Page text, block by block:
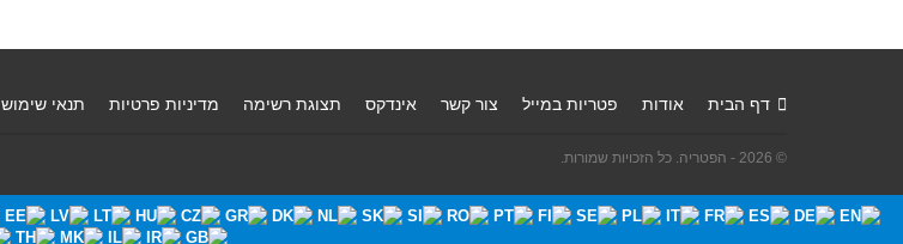
דף הבית אודות פטריות במייל צור קשר אינדקס תצוגת רשימה מדיניות פרטיות תנאי שימוש
© 2026 - הפטריה. כל הזכויות שמורות.